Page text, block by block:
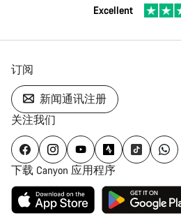
Excellent
订阅
新闻通讯注册
关注我们
下载 Canyon 应用程序